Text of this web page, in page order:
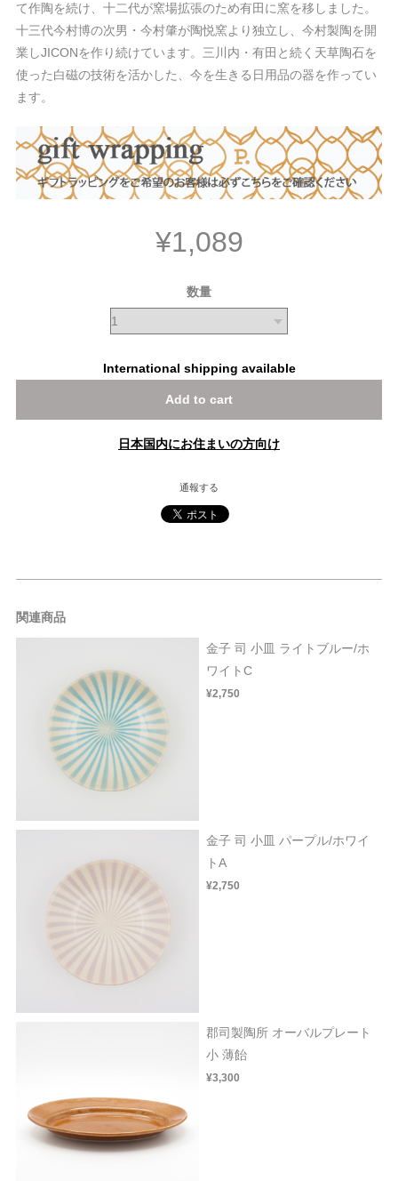
て作陶を続け、十二代が窯場拡張のため有田に窯を移しました。
十三代今村博の次男・今村肇が陶悦窯より独立し、今村製陶を開
業しJICONを作り続けています。三川内・有田と続く天草陶石を
使った白磁の技術を活かした、今を生きる日用品の器を作ってい
ます。
¥1,089
数量
International shipping available
Add to cart
日本国内にお住まいの方向け
通報する
関連商品
金子 司 小皿 ライトブルー/ホ
ワイトC
¥2,750
金子 司 小皿 パープル/ホワイ
トA
¥2,750
郡司製陶所 オーバルプレート
小 薄飴
¥3,300